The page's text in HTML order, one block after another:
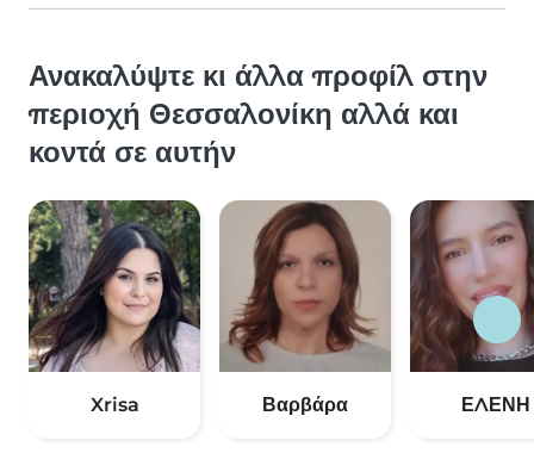
Ανακαλύψτε κι άλλα προφίλ στην
περιοχή Θεσσαλονίκη αλλά και
κοντά σε αυτήν
Xrisa Βαρβάρα ΕΛΕΝΗ